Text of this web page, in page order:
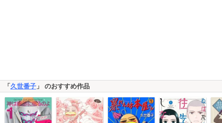
「 久世番子 」 のおすすめ作品